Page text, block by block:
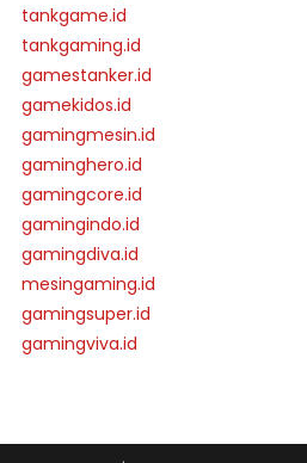
tankgame.id
tankgaming.id
gamestanker.id
gamekidos.id
gamingmesin.id
gaminghero.id
gamingcore.id
gamingindo.id
gamingdiva.id
mesingaming.id
gamingsuper.id
gamingviva.id